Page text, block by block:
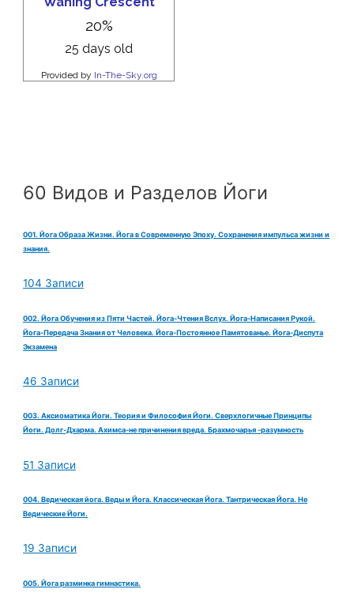
60 Видов и Разделов Йоги
001. Йога Образа Жизни. Йога в Современную Эпоху. Сохранения импульса жизни и
знания.
104 Записи
002. Йога Обучения из Пяти Частей. Йога-Чтения Вслух. Йога-Написания Рукой.
Йога-Передача Знания от Человека. Йога-Постоянное Памятованье. Йога-Диспута
Экзамена
46 Записи
003. Аксиоматика Йоги. Теория и Философия Йоги. Сверхлогичные Принципы
Йоги. Долг-Дхарма. Ахимса-не причинения вреда. Брахмочарья -разумность
51 Записи
004. Ведическая йога. Веды и Йога. Классическая Йога. Тантрическая Йога. Не
Ведические Йоги.
19 Записи
005. Йога разминка гимнастика.